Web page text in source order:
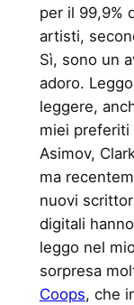
per il 99,9%
artisti,
Sì, sono un
adoro.
leggere,
miei preferiti
Asimov,
ma
nuovi
digitali
leggo nel
sorpresa
Coops, che